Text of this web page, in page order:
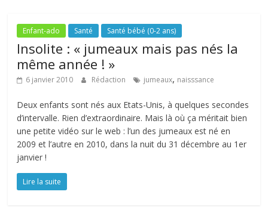
Enfant-ado Santé Santé bébé (0-2 ans)
Insolite : « jumeaux mais pas nés la
même année ! »
6 janvier 2010 Rédaction jumeaux, naisssance
Deux enfants sont nés aux Etats-Unis, à quelques secondes
d’intervalle. Rien d’extraordinaire. Mais là où ça méritait bien
une petite vidéo sur le web : l’un des jumeaux est né en
2009 et l’autre en 2010, dans la nuit du 31 décembre au 1er
janvier !
Lire la suite